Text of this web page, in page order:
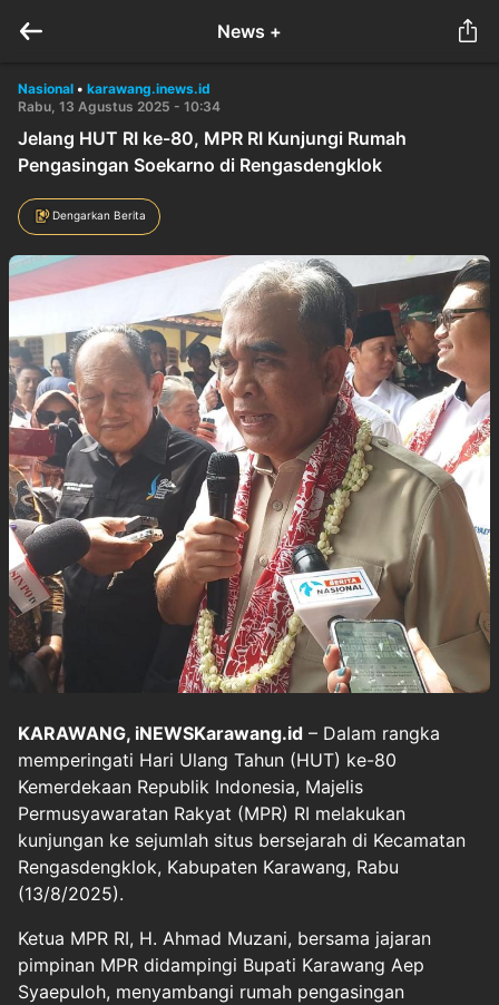
News +
Nasional • karawang.inews.id
Rabu, 13 Agustus 2025 - 10:34
Jelang HUT RI ke-80, MPR RI Kunjungi Rumah
Pengasingan Soekarno di Rengasdengklok
Dengarkan Berita
KARAWANG, iNEWSKarawang.id – Dalam rangka
memperingati Hari Ulang Tahun (HUT) ke-80
Kemerdekaan Republik Indonesia, Majelis
Permusyawaratan Rakyat (MPR) RI melakukan
kunjungan ke sejumlah situs bersejarah di Kecamatan
Rengasdengklok, Kabupaten Karawang, Rabu
(13/8/2025).
Ketua MPR RI, H. Ahmad Muzani, bersama jajaran
pimpinan MPR didampingi Bupati Karawang Aep
Syaepuloh, menyambangi rumah pengasingan